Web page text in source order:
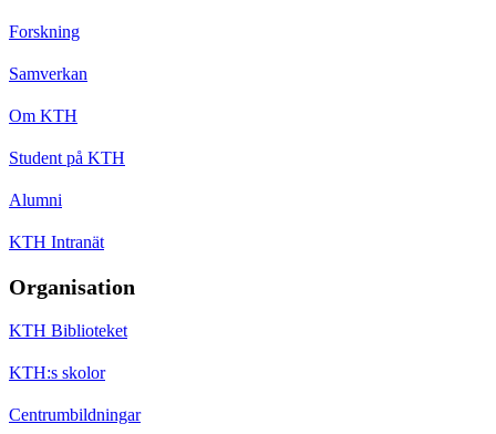
Forskning
Samverkan
Om KTH
Student på KTH
Alumni
KTH Intranät
Organisation
KTH Biblioteket
KTH:s skolor
Centrumbildningar